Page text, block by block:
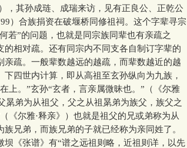
，其孙成琏、成瑞来访，见有正良公、正乾公
）合族捐资在破堰桥同修祖祠。这个字辈寻宗
若”的问题，也就是同宗族同辈也有亲疏之
相对疏。还有同宗内不同支各自制订字辈的
疏。一般辈数越远的越疏，而辈数越近的越
四世内计算，即从高祖至玄孙纵向为九族，
上。”玄孙“玄者，言亲属微昧也。”（《尔雅
晜弟为从祖父，父之从祖晜弟为族父，族父之
《尔雅·释亲》）也就是祖父的兄或弟称为从
兄弟，而族兄弟的子就已经称为亲同姓了。
《张谱》有“谱之远祖则略，近祖则详，以先